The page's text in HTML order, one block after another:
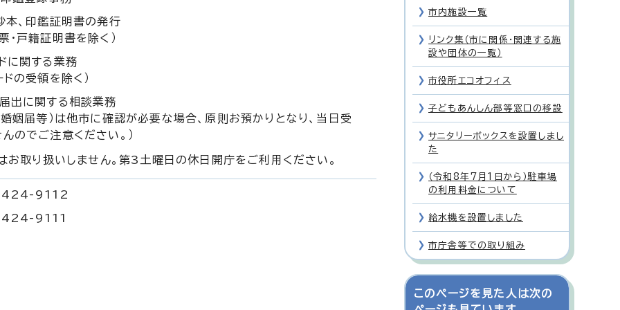
本、印鑑証明書の発行
・戸籍証明書を除く）
に関する業務
の受領を除く）
出に関する相談業務
婚姻届等）は他市に確認が必要な場合、原則お預かりとなり、当日受
のでご注意ください。）
取り扱いしません。第3土曜日の休日開庁をご利用ください。
424-9112
9111
市内施設一覧
リンク集（市に関係・関連する施
設や団体の一覧）
市役所エコオフィス
子どもあんしん部等窓口の移設
サニタリーボックスを設置しまし
た
（令和8年7月1日から）駐車場
の利用料金について
給水機を設置しました
市庁舎等での取り組み
このページを見た人は次の